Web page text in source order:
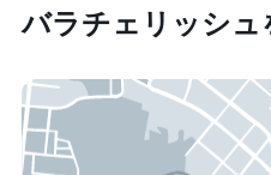
バラチェリッシュ​